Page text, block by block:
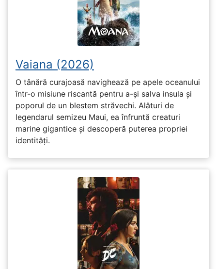
Vaiana (2026)
O tânără curajoasă navighează pe apele oceanului
într-o misiune riscantă pentru a-și salva insula și
poporul de un blestem străvechi. Alături de
legendarul semizeu Maui, ea înfruntă creaturi
marine gigantice și descoperă puterea propriei
identități.